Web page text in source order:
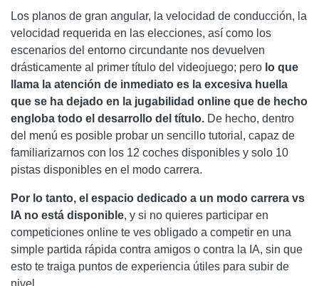
Los planos de gran angular, la velocidad de conducción, la
velocidad requerida en las elecciones, así como los
escenarios del entorno circundante nos devuelven
drásticamente al primer título del videojuego; pero lo que
llama la atención de inmediato es la excesiva huella
que se ha dejado en la jugabilidad online que de hecho
engloba todo el desarrollo del título. De hecho, dentro
del menú es posible probar un sencillo tutorial, capaz de
familiarizarnos con los 12 coches disponibles y solo 10
pistas disponibles en el modo carrera.
Por lo tanto, el espacio dedicado a un modo carrera vs
IA no está disponible, y si no quieres participar en
competiciones online te ves obligado a competir en una
simple partida rápida contra amigos o contra la IA, sin que
esto te traiga puntos de experiencia útiles para subir de
nivel.